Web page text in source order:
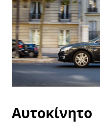
Αυτοκίνητο